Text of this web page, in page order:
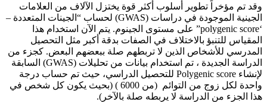
وقد تم مؤخراً تطوير أسلوب أكثر قوة يختزل الآلاف من العلامات
الجينية الموجودة في دراسات (GWAS) لحساب “الجينات المتعددة –
‘polygenic score” على مستوى الجينوم. يتم الآن استخدام هذا
المقياس للتنبؤ بالاختلاف في الصفات بدقة أكبر مثل التحصيل
المدرسي للأشخاص الذين لا تربطهم صلة ببعضهم البعض. كجزء من
الدراسة الجديدة ، تم استخدام بيانات من تحليلات (GWAS) السابقة
لإنشاء Polygenic score للتحصيل الدراسي، حيث تم حساب درجة
واحدة لكل زوج من التوائم (من 6000 ) (بحيث يكون كل شخص في
هذا الجزء من الدراسة لا يربطه صلة بالآخر).